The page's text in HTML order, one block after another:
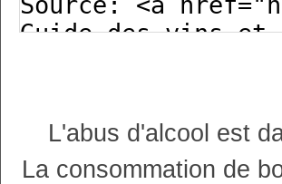
L'abus d'alcool est
La consommation de